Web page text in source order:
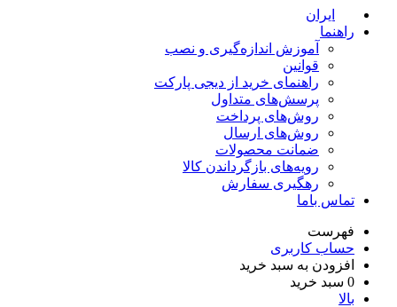
ایران
راهنما
آموزش اندازه‌گیری و نصب
قوانین
راهنمای خرید از دیجی پارکت
پرسش‌های متداول
روش‌های پرداخت
روش‌های ارسال
ضمانت محصولات
رویه‌های بازگرداندن کالا
رهگیری سفارش
تماس باما
فهرست
حساب کاربری
افزودن به سبد خرید
سبد خرید
بالا